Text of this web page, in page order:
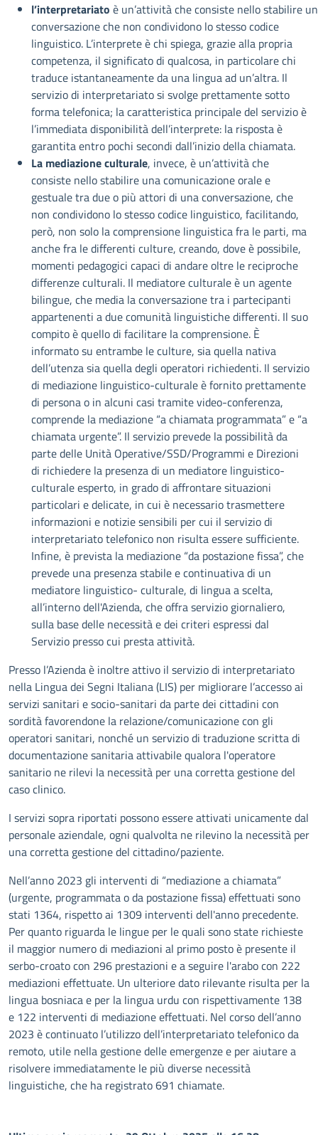
l’interpretariato è un’attività che consiste nello stabilire
conversazione che non condividono lo stesso codice
linguistico. L’interprete è chi spiega, grazie alla propria
competenza, il significato di qualcosa, in particolare chi
traduce istantaneamente da una lingua ad un’altra. Il
servizio di interpretariato si svolge prettamente sotto
forma telefonica; la caratteristica principale del servizio è
l’immediata disponibilità dell’interprete: la risposta è
garantita entro pochi secondi dall’inizio della chiamata.
La mediazione culturale, invece, è un’attività che
consiste nello stabilire una comunicazione orale e
gestuale tra due o più attori di una conversazione, che
non condividono lo stesso codice linguistico, facilitando,
però, non solo la comprensione linguistica fra le parti, ma
anche fra le differenti culture, creando, dove è possibile,
momenti pedagogici capaci di andare oltre le reciproche
differenze culturali. Il mediatore culturale è un agente
bilingue, che media la conversazione tra i partecipanti
appartenenti a due comunità linguistiche differenti. Il suo
compito è quello di facilitare la comprensione. È
informato su entrambe le culture, sia quella nativa
dell’utenza sia quella degli operatori richiedenti. Il servizio
di mediazione linguistico-culturale è fornito prettamente
di persona o in alcuni casi tramite video-conferenza,
comprende la mediazione “a chiamata programmata” e “a
chiamata urgente”. Il servizio prevede la possibilità da
parte delle Unità Operative/SSD/Programmi e Direzioni
di richiedere la presenza di un mediatore linguistico-
culturale esperto, in grado di affrontare situazioni
particolari e delicate, in cui è necessario trasmettere
informazioni e notizie sensibili per cui il servizio di
interpretariato telefonico non risulta essere sufficiente.
Infine, è prevista la mediazione “da postazione fissa”, che
prevede una presenza stabile e continuativa di un
mediatore linguistico- culturale, di lingua a scelta,
all’interno dell'Azienda, che offra servizio giornaliero,
sulla base delle necessità e dei criteri espressi dal
Servizio presso cui presta attività.
Presso l’Azienda è inoltre attivo il servizio di interpretariato
nella Lingua dei Segni Italiana (LIS) per migliorare l’accesso ai
servizi sanitari e socio-sanitari da parte dei cittadini con
sordità favorendone la relazione/comunicazione con gli
operatori sanitari, nonché un servizio di traduzione scritta di
documentazione sanitaria attivabile qualora l'operatore
sanitario ne rilevi la necessità per una corretta gestione del
caso clinico.
I servizi sopra riportati possono essere attivati unicamente dal
personale aziendale, ogni qualvolta ne rilevino la necessità per
una corretta gestione del cittadino/paziente.
Nell’anno 2023 gli interventi di “mediazione a chiamata”
(urgente, programmata o da postazione fissa) effettuati sono
stati 1364, rispetto ai 1309 interventi dell'anno precedente.
Per quanto riguarda le lingue per le quali sono state richieste
il maggior numero di mediazioni al primo posto è presente il
serbo-croato con 296 prestazioni e a seguire l'arabo con 222
mediazioni effettuate. Un ulteriore dato rilevante risulta per la
lingua bosniaca e per la lingua urdu con rispettivamente 138
e 122 interventi di mediazione effettuati. Nel corso dell’anno
2023 è continuato l’utilizzo dell’interpretariato telefonico da
remoto, utile nella gestione delle emergenze e per aiutare a
risolvere immediatamente le più diverse necessità
linguistiche, che ha registrato 691 chiamate.